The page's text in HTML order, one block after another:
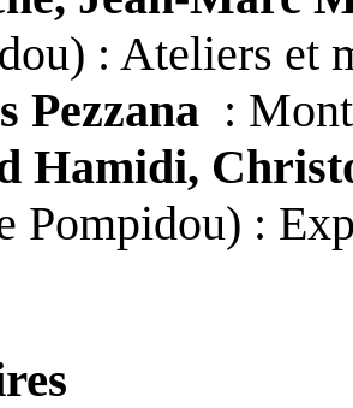
: Ateliers et
Pezzana :
Hamidi,
Pompidou) :